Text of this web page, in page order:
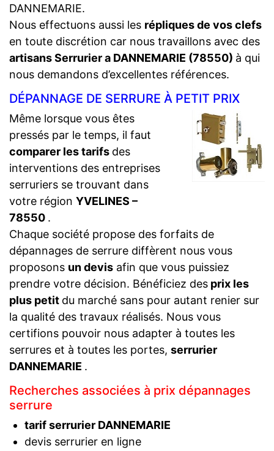
DANNEMARIE.
Nous effectuons aussi les répliques de vos clefs
en toute discrétion car nous travaillons avec des
artisans Serrurier a DANNEMARIE (78550) à qui
nous demandons d’excellentes références.
DÉPANNAGE DE SERRURE À PETIT PRIX
Même lorsque vous êtes
pressés par le temps, il faut
comparer les tarifs des
interventions des entreprises
serruriers se trouvant dans
votre région YVELINES –
78550 .
Chaque société propose des forfaits de
dépannages de serrure diffèrent nous vous
proposons un devis afin que vous puissiez
prendre votre décision. Bénéficiez des prix les
plus petit du marché sans pour autant renier sur
la qualité des travaux réalisés. Nous vous
certifions pouvoir nous adapter à toutes les
serrures et à toutes les portes, serrurier
DANNEMARIE .
Recherches associées à prix dépannages
serrure
tarif serrurier DANNEMARIE
devis serrurier en ligne